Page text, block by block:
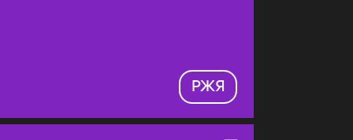
РЖЯ